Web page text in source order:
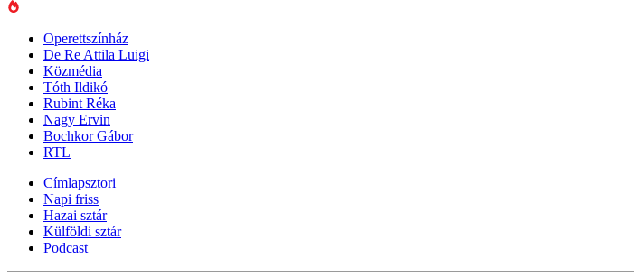
Operettszínház
De Re Attila Luigi
Közmédia
Tóth Ildikó
Rubint Réka
Nagy Ervin
Bochkor Gábor
RTL
Címlapsztori
Napi friss
Hazai sztár
Külföldi sztár
Podcast